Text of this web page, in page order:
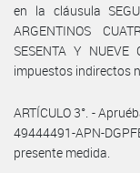
en la cláusula
ARGENTINOS
SESENTA Y
impuestos indirectos
ARTÍCULO 3°. -
49444491-APN-
presente medida.